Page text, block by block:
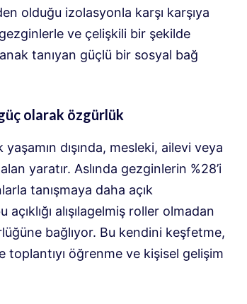
olduğu izolasyonla karşı karşıya
ve çelişkili bir şekilde
tanıyan güçlü bir sosyal bağ
olarak özgürlük
dışında, mesleki, ailevi veya
yaratır. Aslında gezginlerin %28’i
tanışmaya daha açık
alışılagelmiş roller olmadan
bağlıyor. Bu kendini keşfetme,
toplantıyı öğrenme ve kişisel gelişim